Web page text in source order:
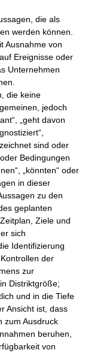
die als
werden können.
Ausnahme von
Ereignisse oder
Unternehmen
die keine
jedoch
„geht davon
sind oder
Bedingungen
„könnten“ oder
in dieser
zu den
geplanten
Ziele und
sich
Identifizierung
der
zur
Distriktgröße;
und in die Tiefe
Ansicht ist, dass
zum Ausdruck
beruhen,
von